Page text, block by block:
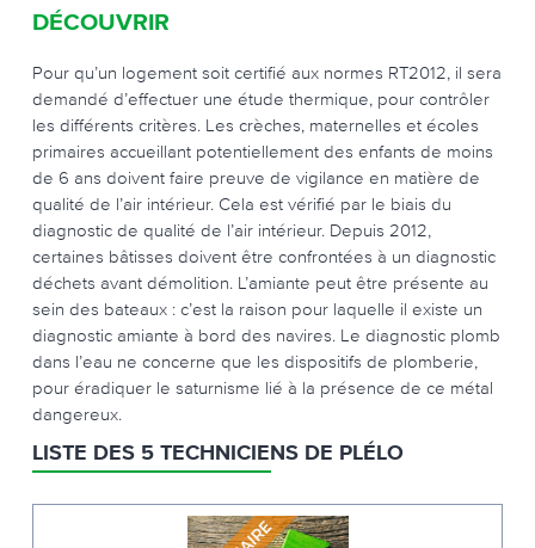
DÉCOUVRIR
Pour qu’un logement soit certifié aux normes RT2012, il sera
demandé d’effectuer une étude thermique, pour contrôler
les différents critères. Les crèches, maternelles et écoles
primaires accueillant potentiellement des enfants de moins
de 6 ans doivent faire preuve de vigilance en matière de
qualité de l’air intérieur. Cela est vérifié par le biais du
diagnostic de qualité de l’air intérieur. Depuis 2012,
certaines bâtisses doivent être confrontées à un diagnostic
déchets avant démolition. L’amiante peut être présente au
sein des bateaux : c’est la raison pour laquelle il existe un
diagnostic amiante à bord des navires. Le diagnostic plomb
dans l’eau ne concerne que les dispositifs de plomberie,
pour éradiquer le saturnisme lié à la présence de ce métal
dangereux.
LISTE DES 5 TECHNICIENS DE PLÉLO